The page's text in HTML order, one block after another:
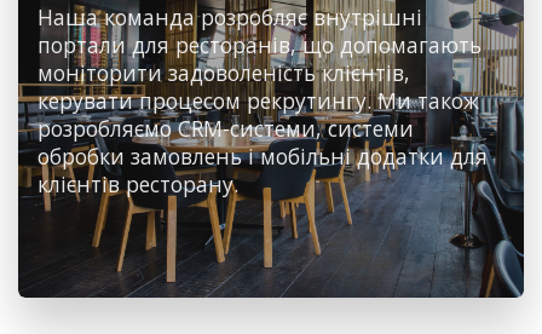
Наша команда розробляє внутрішні
портали для ресторанів, що допомагають
моніторити задоволеність клієнтів,
керувати процесом рекрутингу. Ми також
розробляємо CRM-системи, системи
обробки замовлень і мобільні додатки для
клієнтів ресторану.